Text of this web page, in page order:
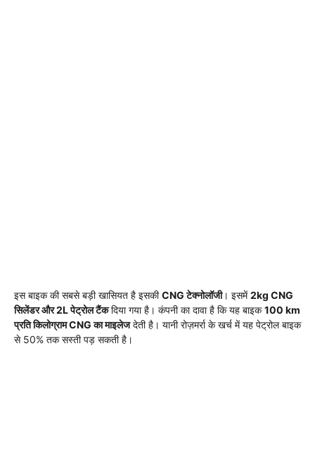
इस बाइक की सबसे बड़ी खासियत है इसकीCNG टेक्नोलॉजी। इसमें2kg CNG
सिलेंडर और 2L पेट्रोल टैंकदिया गया है। कंपनी का दावा है कि यह बाइक100 km
प्रति किलोग्राम CNG का माइलेजदेती है। यानी रोज़मर्रा के खर्च में यह पेट्रोल बाइक
से 50% तक सस्ती पड़ सकती है।